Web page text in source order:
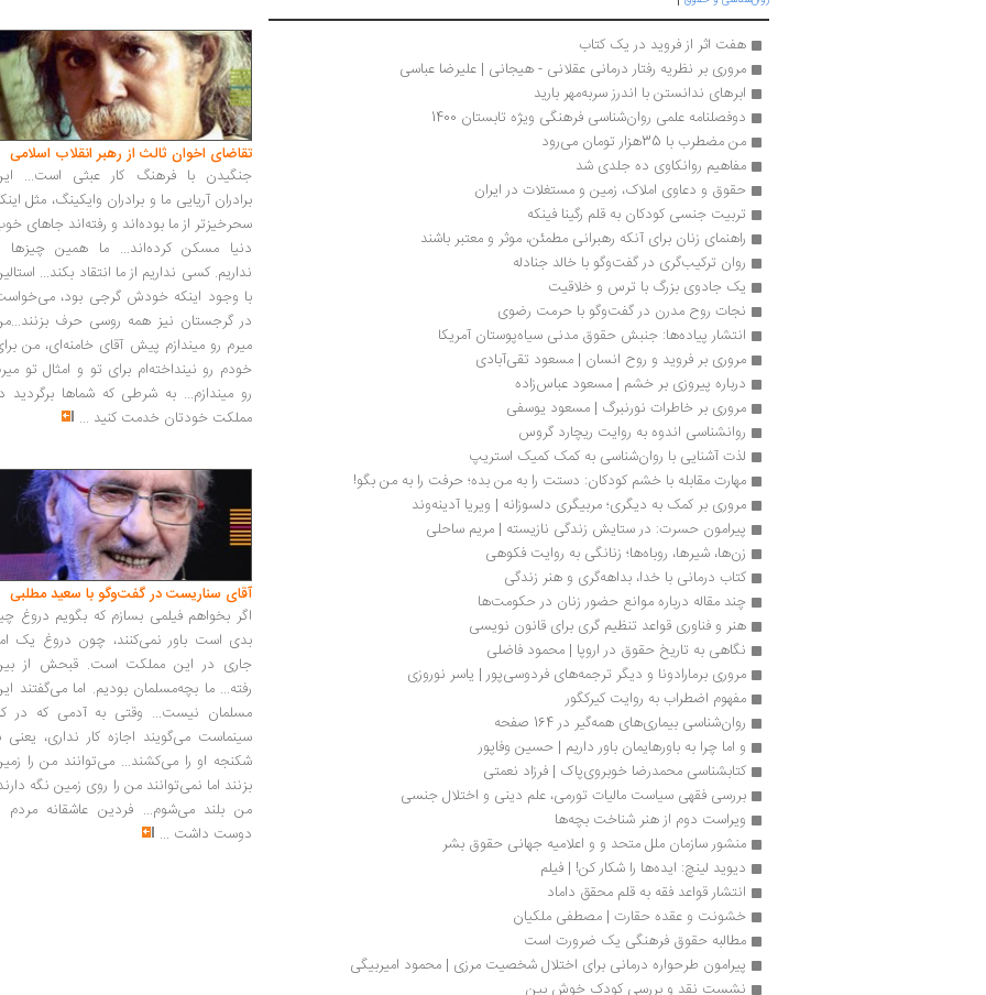
هفت اثر از فروید در یک کتاب
مروری بر نظریه رفتار درمانی عقلانی - هیجانی | علیرضا عباسی
ابرهای ندانستن با اندرز سربه‌مهر بارید
دوفصلنامه علمی روان‌شناسی فرهنگی ویژه تابستان 1400
من مضطرب با 35هزار تومان می‌رود
مفاهیم روانکاوی ده جلدی شد
حقوق و دعاوی املاک، زمین و مستغلات در ایران
تربیت جنسی کودکان به قلم رگینا فینکه
راهنمای زنان برای آنکه رهبرانی مطمئن، موثر و معتبر باشند
روان ­ترکیب‌گری در گفت‌وگو با خالد جنادله
یک جادوی بزرگ با ترس و خلاقیت
نجات روح مدرن در گفت‌وگو با حرمت رضوی
انتشار پیاده‌ها: جنبش حقوق مدنی سیاه‌پوستان آمریکا‮‬‏‫
مروری بر فروید و روح انسان | مسعود تقی‌آبادی
درباره پیروزی بر خشم | مسعود عباس‌زاده
مروری بر خاطرات نورنبرگ | مسعود یوسفی
روانشناسی اندوه به روایت ریچارد گروس
لذت آشنایی با روان‌شناسی به کمک کمیک استریپ
مهارت مقابله با خشم کودکان: دستت را به من بده؛ حرفت را به من بگو!
مروری بر کمک به دیگری؛ مربیگری دلسوزانه | ویریا آدینه‌وند
پیرامون حسرت: در ستایش زندگی نازیسته | مریم ساحلی
زن‌ها، شیرها، روباه‌ها؛ زنانگی به روایت فکوهی
کتاب درمانی با خدا، بداهه‌گری و هنر زندگی
چند مقاله درباره موانع حضور زنان در حکومت‌ها
هنر و فناوری قواعد تنظیم گری برای قانون نویسی
نگاهی به تاریخ حقوق در اروپا | محمود فاضلی
مروری برمارادونا و دیگر ترجمه‌های فردوسی‌پور | یاسر نوروزی
مفهوم اضطراب به روایت کیرکگور
روان‌شناسی بیماری‌های همه‌گیر در 164 صفحه
و اما چرا به باورهایمان باور داریم | حسین وفاپور
کتابشناسی محمدرضا خوبروی‌‏پاک | فرزاد نعمتی
بررسی فقهی سیاست مالیات تورمی، علم دینی و اختلال جنسی
ویراست دوم از هنر شناخت بچه‌ها
منشور سازمان ملل متحد و و اعلامیه جهانی حقوق بشر
دیوید لینچ: ایده‌ها را شکار کن! | فیلم
انتشار قواعد فقه به قلم محقق داماد
خشونت و عقده حقارت | مصطفی ملکیان
مطالبه حقوق فرهنگی یک ضرورت‌ است
پیرامون طرحواره‌ درمانی برای اختلال شخصیت مرزی | محمود امیربیگی
نشست نقد و بررسی کودک خوش بین
تقاضای اخوان ثالث از رهبر انقلاب اسلامی
جنگیدن با فرهنگ کار عبثی است...
برادران آریایی ما و برادران وایکینگ، مثل
سحرخیزتر از ما بوده‌اند و رفته‌اند جاهای
دنیا مسکن کرده‌اند... ما همین چیزها
نداریم. کسی نداریم از ما انتقاد بکند...
با وجود اینکه خودش گرجی بود،
در گرجستان نیز همه روسی حرف
میرم رو میندازم پیش آقای خامنه‌ای، من
خودم رو نینداخته‌ام برای تو و امثال تو
رو میندازم... به شرطی که شماها برگردید
مملکت خودتان خدمت کنید ...
آقای سناریست در گفت‌وگو با سعید مطلبی
اگر بخواهم فیلمی بسازم که بگویم دروغ
بدی است باور نمی‌کنند، چون دروغ یک
جاری در این مملکت است. قبحش از
رفته... ما بچه‌مسلمان بودیم. اما می‌گفتند
مسلمان نیست... وقتی به آدمی که در
سینماست می‌گویند اجازه کار نداری، یعنی
شکنجه او را می‌کشند... می‌توانند من را
بزنند اما نمی‌توانند من را روی زمین نگه
من بلند می‌شوم... فردین عاشقانه مردم
دوست داشت ...